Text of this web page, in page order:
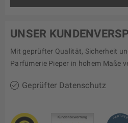
UNSER
Mit geprüfter Qualität, Sicherheit
Parfümerie Pieper in hohem Maße
Geprüfter Datenschutz